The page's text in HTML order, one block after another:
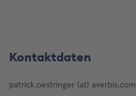
Kontaktdaten
patrick.oestringer (at) averbis.com